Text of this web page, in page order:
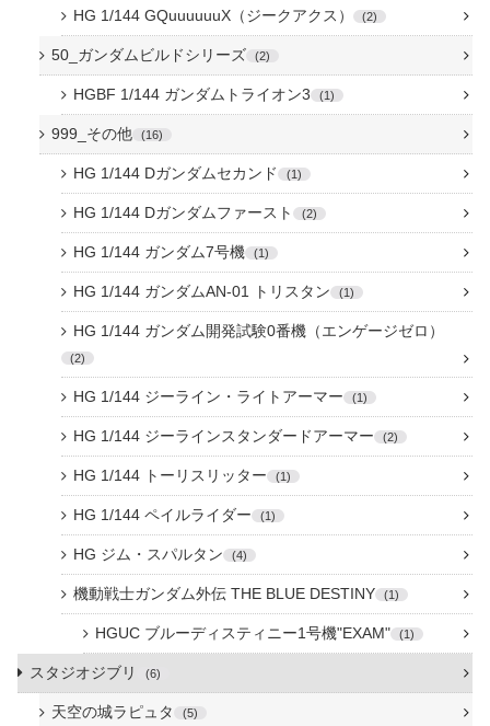
HG 1/144 GQuuuuuuX（ジークアクス） 2
50_ガンダムビルドシリーズ 2
HGBF 1/144 ガンダムトライオン3 1
999_その他 16
HG 1/144 Dガンダムセカンド 1
HG 1/144 Dガンダムファースト 2
HG 1/144 ガンダム7号機 1
HG 1/144 ガンダムAN-01 トリスタン 1
HG 1/144 ガンダム開発試験0番機（エンゲージゼロ）
2
HG 1/144 ジーライン・ライトアーマー 1
HG 1/144 ジーラインスタンダードアーマー 2
HG 1/144 トーリスリッター 1
HG 1/144 ペイルライダー 1
HG ジム・スパルタン 4
機動戦士ガンダム外伝 THE BLUE DESTINY 1
HGUC ブルーディスティニー1号機"EXAM" 1
スタジオジブリ 6
天空の城ラピュタ 5